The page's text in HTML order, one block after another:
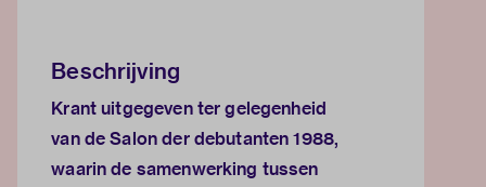
Beschrijving
Krant uitgegeven ter gelegenheid
van de Salon der debutanten 1988,
waarin de samenwerking tussen